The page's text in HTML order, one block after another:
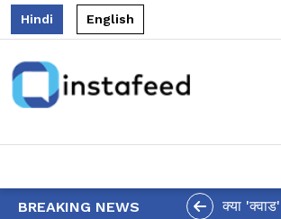
Hindi English
BREAKING NEWS आलिया